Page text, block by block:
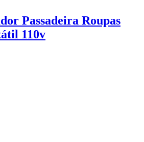
Passadeira Roupas
110v